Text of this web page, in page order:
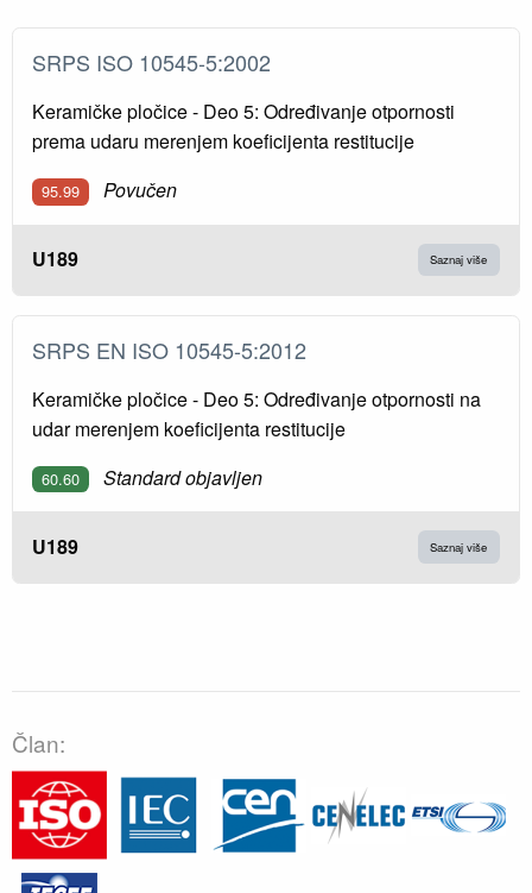
SRPS ISO 10545-5:2002
Keramičke pločice - Deo 5: Određivanje otpornosti
prema udaru merenjem koeficijenta restitucije
95.99 Povučen
U189 Saznaj više
SRPS EN ISO 10545-5:2012
Keramičke pločice - Deo 5: Određivanje otpornosti na
udar merenjem koeficijenta restitucije
60.60 Standard objavljen
U189 Saznaj više
Član: